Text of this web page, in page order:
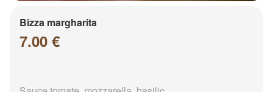
Bizza margharita
7.00 €